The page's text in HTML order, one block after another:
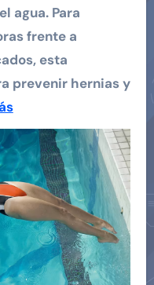
agua. Para
frente a
esta
prevenir hernias y